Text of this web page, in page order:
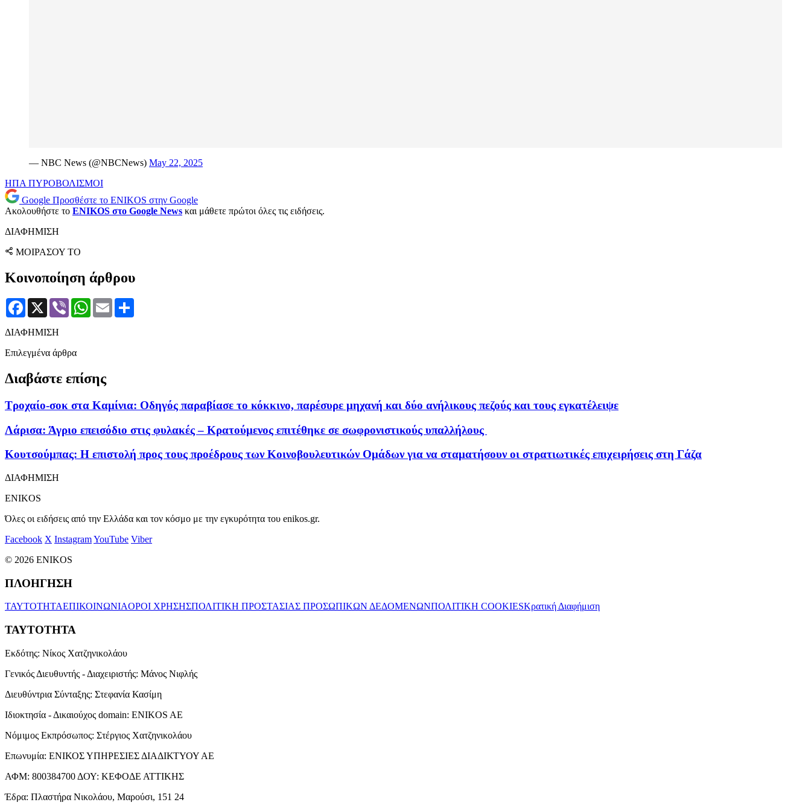
— NBC News (@NBCNews) May 22, 2025
ΗΠΑ ΠΥΡΟΒΟΛΙΣΜΟΙ
Google Προσθέστε το ENIKOS στην Google
Ακολουθήστε το ENIKOS στο Google News και μάθετε πρώτοι όλες τις ειδήσεις.
ΔΙΑΦΗΜΙΣΗ
ΜΟΙΡΑΣΟΥ ΤΟ
Κοινοποίηση άρθρου
Facebook
X Viber WhatsApp
Email
ΔΙΑΦΗΜΙΣΗ
Επιλεγμένα άρθρα
Διαβάστε επίσης
Τροχαίο-σοκ στα Καμίνια: Οδηγός παραβίασε το κόκκινο, παρέσυρε μηχανή και δύο ανήλικους πεζούς και τους εγκατέλειψε
Λάρισα: Άγριο επεισόδιο στις φυλακές – Κρατούμενος επιτέθηκε σε σωφρονιστικούς υπαλλήλους
Κουτσούμπας: Η επιστολή προς τους προέδρους των Κοινοβουλευτικών Ομάδων για να σταματήσουν οι στρατιωτικές επιχειρήσεις στη Γάζα
ΔΙΑΦΗΜΙΣΗ
ENIKOS
Όλες οι ειδήσεις από την Ελλάδα και τον κόσμο με την εγκυρότητα του enikos.gr.
Facebook X InstagramYouTube Viber
© 2026 ENIKOS
ΠΛΟΗΓΗΣΗ
ΤΑΥΤΟΤΗΤΑΕΠΙΚΟΙΝΩΝΙΑΟΡΟΙ ΧΡΗΣΗΣΠΟΛΙΤΙΚΗ ΠΡΟΣΤΑΣΙΑΣ ΠΡΟΣΩΠΙΚΩΝ ΔΕΔΟΜΕΝΩΝΠΟΛΙΤΙΚΗ COOKIESΚρατική Διαφήμιση
ΤΑΥΤΟΤΗΤΑ
Εκδότης: Νίκος Χατζηνικολάου
Γενικός Διευθυντής - Διαχειριστής: Μάνος Νιφλής
Διευθύντρια Σύνταξης: Στεφανία Κασίμη
Ιδιοκτησία - Δικαιούχος domain: ENIKOS AE
Νόμιμος Εκπρόσωπος: Στέργιος Χατζηνικολάου
Επωνυμία: ΕΝΙΚΟΣ ΥΠΗΡΕΣΙΕΣ ΔΙΑΔΙΚΤΥΟΥ ΑΕ
ΑΦΜ: 800384700 ΔΟΥ: ΚΕΦΟΔΕ ΑΤΤΙΚΗΣ
Έδρα: Πλαστήρα Νικολάου, Μαρούσι, 151 24